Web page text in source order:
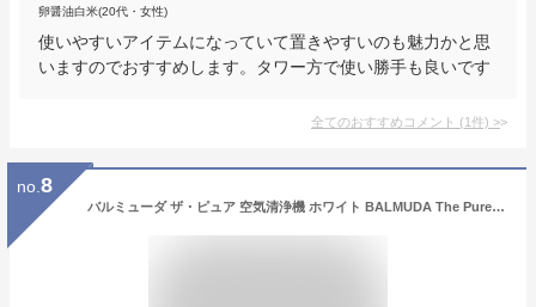
卵醤油白米(20代・女性)
使いやすいアイテムになっていて置きやすいのも魅力かと思
いますのでおすすめします。タワー方で使い勝手も良いです
全てのおすすめコメント (1件) >
no. 8
バルミューダ ザ・ピュア 空気清浄機 ホワイト BALMUDA The Pure A01A-WH